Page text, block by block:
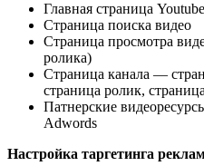
Главная страница Youtube
Страница поиска видео
Страница просмотра
ролика)
Страница канала —
страница ролик,
Патнерские
Adwords
Настройка таргетинга